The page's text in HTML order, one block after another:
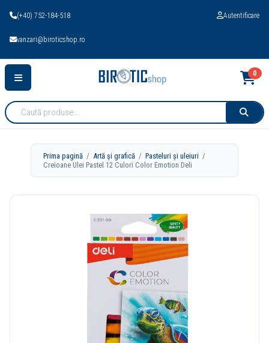
(+40) 752-184-518
vanzari@biroticshop.ro
Autentificare
Cauta
produse:
0
Prima pagină /Artă și grafică /Pasteluri și uleiuri /
Creioane Ulei Pastel 12 Culori Color Emotion Deli